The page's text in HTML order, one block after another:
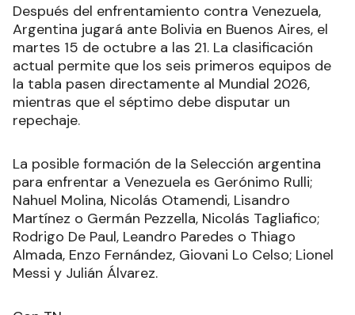
Después del enfrentamiento contra Venezuela,
Argentina jugará ante Bolivia en Buenos Aires, el
martes 15 de octubre a las 21. La clasificación
actual permite que los seis primeros equipos de
la tabla pasen directamente al Mundial 2026,
mientras que el séptimo debe disputar un
repechaje.
La posible formación de la Selección argentina
para enfrentar a Venezuela es Gerónimo Rulli;
Nahuel Molina, Nicolás Otamendi, Lisandro
Martínez o Germán Pezzella, Nicolás Tagliafico;
Rodrigo De Paul, Leandro Paredes o Thiago
Almada, Enzo Fernández, Giovani Lo Celso; Lionel
Messi y Julián Álvarez.